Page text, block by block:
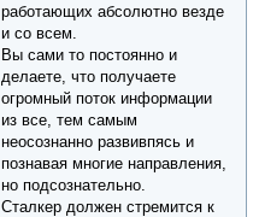
работающих абсолютно везде
и со всем.
Вы сами то постоянно и
делаете, что получаете
огромный поток информации
из все, тем самым
неосознанно развивпясь и
познавая многие направления,
но подсознательно.
Сталкер должен стремится к